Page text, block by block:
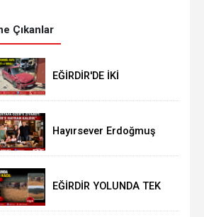
Çıkanlar
EĞİRDİR'DE İKİ
KAFAYA ÇARPIŞTI: 4
Hayırsever Erdoğmuş
Mustafa Özer’e Ziyaret:
EĞİRDİR YOLUNDA TEK